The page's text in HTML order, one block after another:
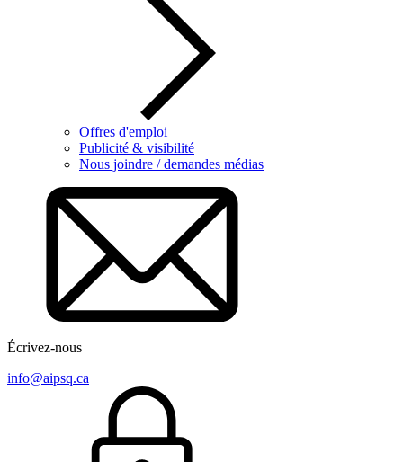
Offres d'emploi
Publicité & visibilité
Nous joindre / demandes médias
Écrivez-nous
info@aipsq.ca